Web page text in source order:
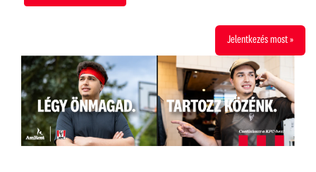
Jelentkezés most »